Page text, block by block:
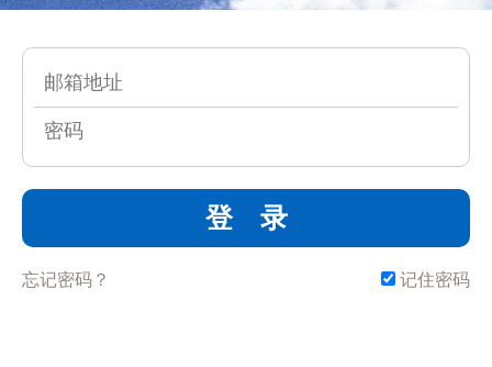
登 录
忘记密码？ 记住密码